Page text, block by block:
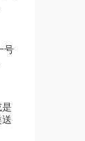
号
是